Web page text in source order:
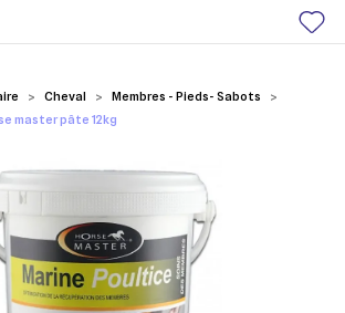
Cheval
Membres - Pieds- Sabots
master pâte 12kg